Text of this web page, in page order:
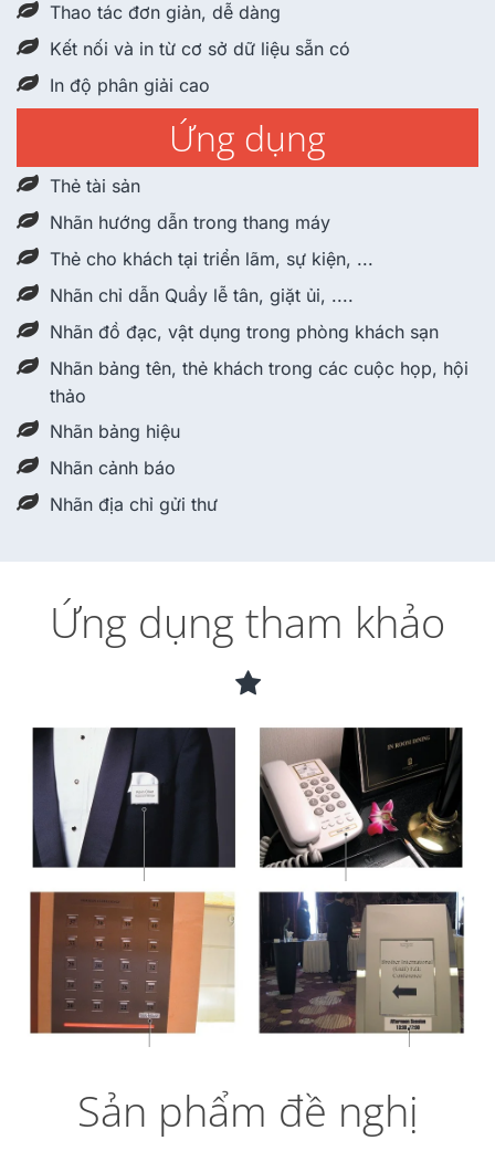
Thao tác đơn giản, dễ dàng
Kết nối và in từ cơ sở dữ liệu sẵn có
In độ phân giải cao
Ứng dụng
Thẻ tài sản
Nhãn hướng dẫn trong thang máy
Thẻ cho khách tại triển lãm, sự kiện, ...
Nhãn chỉ dẫn Quầy lễ tân, giặt ủi, ....
Nhãn đồ đạc, vật dụng trong phòng khách sạn
Nhãn bảng tên, thẻ khách trong các cuộc họp, hội
thảo
Nhãn bảng hiệu
Nhãn cảnh báo
Nhãn địa chỉ gửi thư
Ứng dụng tham khảo
Sản phẩm đề nghị